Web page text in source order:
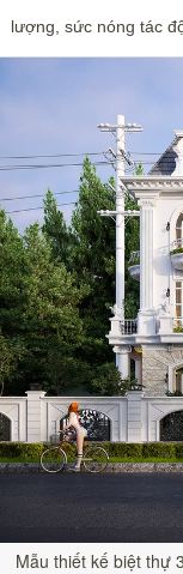
lượng, sức nóng tác
Mẫu thiết kế biệt thự